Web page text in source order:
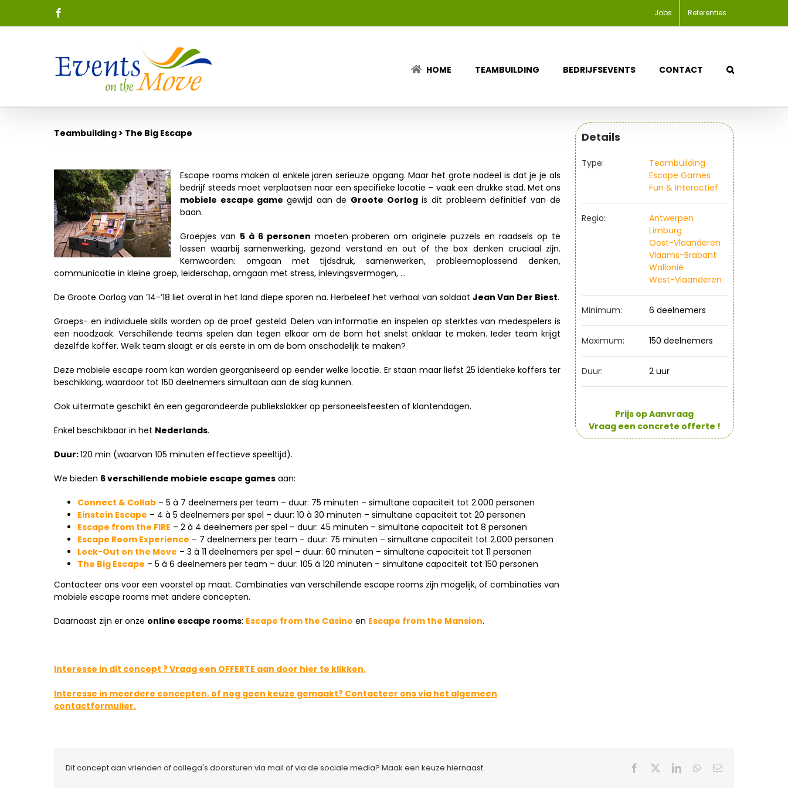
content
Jobs Referenties
HOME TEAMBUILDING BEDRIJFSEVENTS CONTACT
Teambuilding > The Big Escape
Escape rooms maken al enkele jaren serieuze opgang. Maar het grote nadeel is dat je je als
bedrijf steeds moet verplaatsen naar een specifieke locatie – vaak een drukke stad. Met ons
mobiele escape gamegewijd aan de Groote Oorlogis dit probleem definitief van de
baan.
Groepjes van 5 à 6 personen moeten proberen om originele puzzels en raadsels op te
lossen waarbij samenwerking, gezond verstand en out of the box denken cruciaal zijn.
Kernwoorden: omgaan met tijdsdruk, samenwerken, probleemoplossend denken,
communicatie in kleine groep, leiderschap, omgaan met stress, inlevingsvermogen, …
De Groote Oorlog van ’14-’18 liet overal in het land diepe sporen na. Herbeleef het verhaal van soldaat Jean Van Der Biest.
Groeps- en individuele skills worden op de proef gesteld. Delen van informatie en inspelen op sterktes van medespelers is
een noodzaak. Verschillende teams spelen dan tegen elkaar om de bom het snelst onklaar te maken. Ieder team krijgt
dezelfde koffer. Welk team slaagt er als eerste in om de bom onschadelijk te maken?
Deze mobiele escape room kan worden georganiseerd op eender welke locatie. Er staan maar liefst 25 identieke koffers ter
beschikking, waardoor tot 150 deelnemers simultaan aan de slag kunnen.
Ook uitermate geschikt én een gegarandeerde publiekslokker op personeelsfeesten of klantendagen.
Enkel beschikbaar in het Nederlands.
Duur:120 min (waarvan 105 minuten effectieve speeltijd).
We bieden 6 verschillende mobiele escape games aan:
Connect & Collab – 5 à 7 deelnemers per team – duur: 75 minuten – simultane capaciteit tot 2.000 personen
Einstein Escape – 4 à 5 deelnemers per spel – duur: 10 à 30 minuten – simultane capaciteit tot 20 personen
Escape from the FIRE – 2 à 4 deelnemers per spel – duur: 45 minuten – simultane capaciteit tot 8 personen
Escape Room Experience – 7 deelnemers per team – duur: 75 minuten – simultane capaciteit tot 2.000 personen
Lock-Out on the Move – 3 à 11 deelnemers per spel – duur: 60 minuten – simultane capaciteit tot 11 personen
The Big Escape – 5 à 6 deelnemers per team – duur: 105 à 120 minuten – simultane capaciteit tot 150 personen
Contacteer ons voor een voorstel op maat. Combinaties van verschillende escape rooms zijn mogelijk, of combinaties van
mobiele escape rooms met andere concepten.
Daarnaast zijn er onze online escape rooms: Escape from the Casino en Escape from the Mansion.
Interesse in dit concept ? Vraag een OFFERTE aan door hier te klikken.
Interesse in meerdere concepten, of nog geen keuze gemaakt? Contacteer ons via het algemeen
contactformulier.
Details
Type:
Teambuilding
Escape Games
Fun & Interactief
Regio:
Antwerpen
Limburg
Oost-Vlaanderen
Vlaams-Brabant
Wallonië
West-Vlaanderen
Minimum: 6 deelnemers
Maximum: 150 deelnemers
Duur: 2 uur
Prijs op Aanvraag
Vraag een concrete offerte !
Dit concept aan vrienden of collega's doorsturen via mail of via de sociale media? Maak een keuze hiernaast. Facebook LinkedInWhatsApp
E-